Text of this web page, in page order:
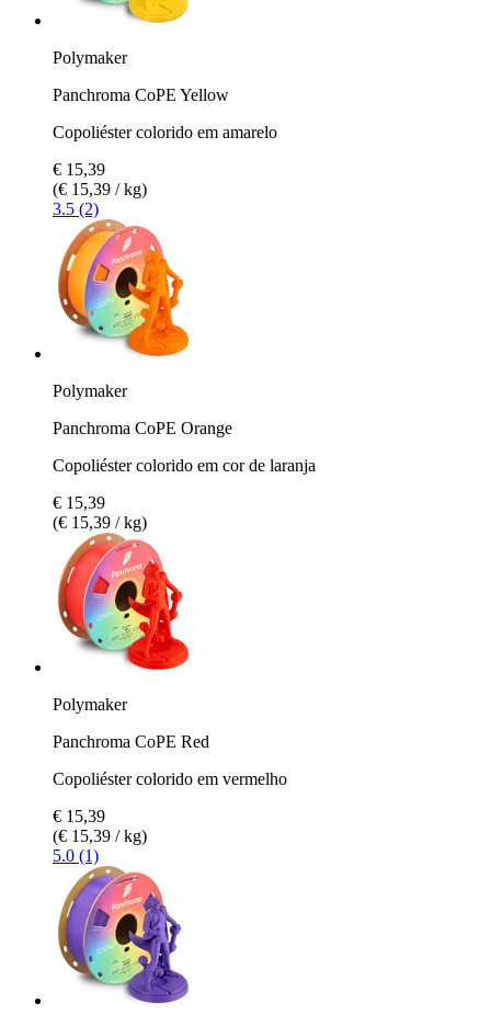
Polymaker
Panchroma CoPE Yellow
Copoliéster colorido em amarelo
€ 15,39
(€ 15,39 / kg)
3.5 (2)
Polymaker
Panchroma CoPE Orange
Copoliéster colorido em cor de laranja
€ 15,39
(€ 15,39 / kg)
Polymaker
Panchroma CoPE Red
Copoliéster colorido em vermelho
€ 15,39
(€ 15,39 / kg)
5.0 (1)